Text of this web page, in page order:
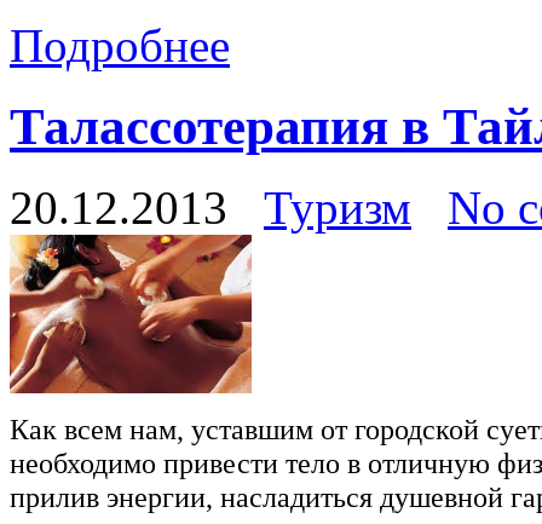
Подробнее
Талассотерапия в
20.12.2013 Туризм No
Как всем нам, уставшим от городской
необходимо привести тело в отличную
прилив энергии, насладиться душевной